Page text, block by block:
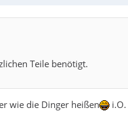
Teile benötigt.
wie die Dinger heißen